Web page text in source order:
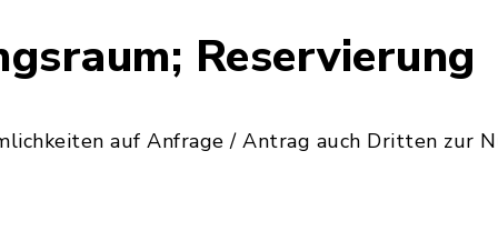
Reservierung
auf Anfrage / Antrag auch Dritten zur